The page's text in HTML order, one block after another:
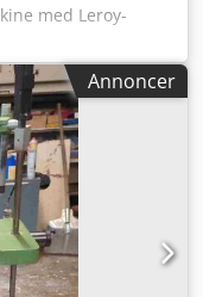
med Leroy-
1,1 kW -
220/380 V -
3-faset drift -
- Justerbare
Saw Hs Ajkr - Ideel
– med
afspærres
Annoncer